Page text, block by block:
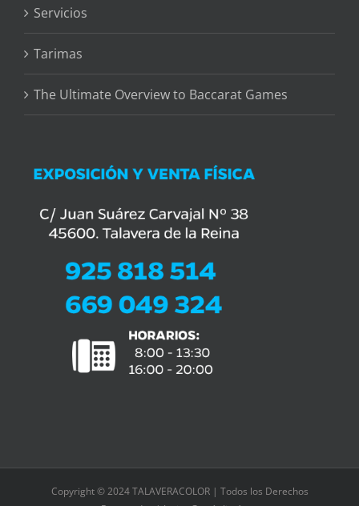
Servicios
Tarimas
The Ultimate Overview to Baccarat Games
Copyright © 2024 TALAVERACOLOR | Todos los Derechos